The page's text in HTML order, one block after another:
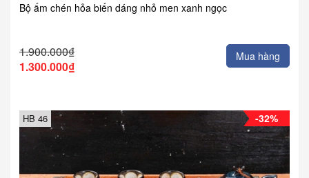
Bộ ấm chén hỏa biến dáng nhỏ men xanh ngọc
1.900.000₫
1.300.000₫
Mua hàng
-32%
HB 46